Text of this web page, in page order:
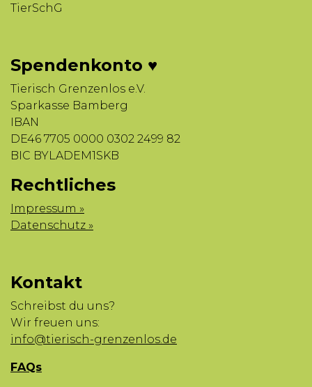
TierSchG
Spendenkonto ♥
Tierisch Grenzenlos e.V.
Sparkasse Bamberg
IBAN
DE46 7705 0000 0302 2499 82
BIC BYLADEM1SKB
Rechtliches
Impressum »
Datenschutz »
Kontakt
Schreibst du uns?
Wir freuen uns:
info@tierisch-grenzenlos.de
FAQs